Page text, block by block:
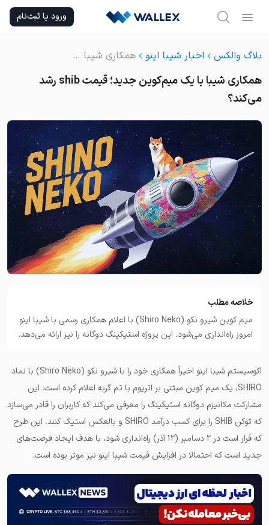
content
ورود یا ثبت‌نام
بلاگ والکس اخبار شیبا اینو همکاری شیبا با یک میم‌کوین جدید؛ قیمت shib رشد می‌کند؟
همکاری شیبا با یک میم‌کوین جدید؛ قیمت shib رشد
می‌کند؟
خلاصه مطلب
میم کوین شیرو نکو (Shiro Neko) با اعلام همکاری رسمی با شیبا اینو
امروز راه‌اندازی می‌شود. این پروژه استیکینگ دوگانه را نیز ارائه می‌دهد.
اکوسیستم شیبا اینو اخیراً همکاری خود را با شیرو نکو (Shiro Neko) با نماد
SHIRO، یک میم کوین مبتنی بر اتریوم با تم گربه اعلام کرده است. این
مشارکت مکانیزم دوگانه استیکینگ را معرفی می‌کند که کاربران را قادر می‌سازد
که توکن SHIB را برای کسب درآمد SHIRO و بالعکس استیک کنند. این طرح
که قرار است در ۲ دسامبر (۱۲ آذر) راه‌اندازی شود، با هدف ایجاد فرصت‌های
جدید است که احتمالا در افزایش قیمت شیبا اینو نیز موثر بوده است.